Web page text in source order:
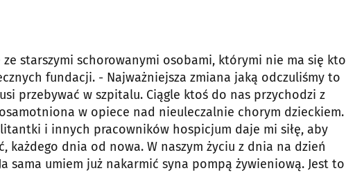
starszymi schorowanymi osobami, którymi nie ma się kto
fundacji. - Najważniejsza zmiana jaką odczuliśmy to
przebywać w szpitalu. Ciągle ktoś do nas przychodzi z
w opiece nad nieuleczalnie chorym dzieckiem.
i innych pracowników hospicjum daje mi siłę, aby
każdego dnia od nowa. W naszym życiu z dnia na dzień
sama umiem już nakarmić syna pompą żywieniową. Jest to